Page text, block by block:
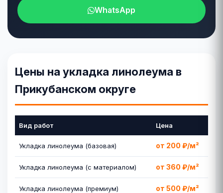
WhatsApp
Цены на укладка линолеума в
Прикубанском округе
Вид работ Цена
Укладка линолеума (базовая) от 200 ₽/м²
Укладка линолеума (с материалом) от 360 ₽/м²
Укладка линолеума (премиум) от 500 ₽/м²